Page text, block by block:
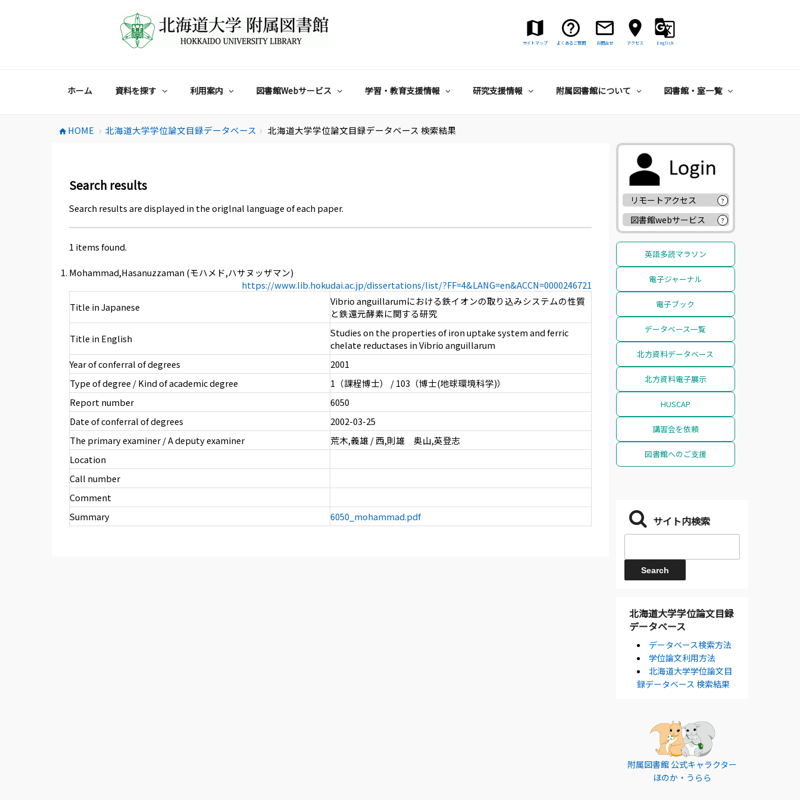
サイトマップ よくあるご質問 お問合せ アクセス English
ホーム 資料を探す 利用案内 図書館Webサービス 学習・教育支援情報 研究支援情報 附属図書館について 図書館・室一覧
home HOME chevron_right 北海道大学学位論文目録データベース chevron_right 北海道大学学位論文目録データベース 検索結果
Search results
Search results are displayed in the origlnal language of each paper.
1 items found.
Mohammad,Hasanuzzaman (モハメド,ハサヌッザマン)
https://www.lib.hokudai.ac.jp/dissertations/list/?FF=4&LANG=en&ACCN=0000246721
Title in Japanese
Vibrio anguillarumにおける鉄イオンの取り込みシステムの性質
と鉄還元酵素に関する研究
Title in English
Studies on the properties of iron uptake system and ferric
chelate reductases in Vibrio anguillarum
Year of conferral of degrees
2001
Type of degree / Kind of academic degree
1（課程博士） / 103（博士(地球環境科学)）
Report number
6050
Date of conferral of degrees
2002-03-25
The primary examiner / A deputy examiner
荒木,義雄 / 西,則雄 奥山,英登志
Location
Call number
Comment
Summary
6050_mohammad.pdf
リモートアクセス ?
図書館webサービス ?
英語多読マラソン
電子ジャーナル
電子ブック
データベース一覧
北方資料データベース
北方資料電子展示
HUSCAP
講習会を依頼
図書館へのご支援
サイト内検索
北海道大学学位論文目録
データベース
データベース検索方法
学位論文利用方法
北海道大学学位論文目
録データベース 検索結果
附属図書館 公式キャラクター
ほのか・うらら